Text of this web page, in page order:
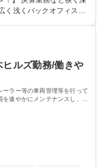
のコミュニケーションを
く浅くバックオフィスの
ヒルズ勤務/働きや
ラー等の車両管理等を行って
速やかにメンテナンスし、次